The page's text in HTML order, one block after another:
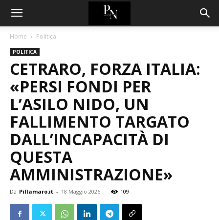
Home Politica
POLITICA
CETRARO, FORZA ITALIA:
«PERSI FONDI PER
L’ASILO NIDO, UN
FALLIMENTO TARGATO
DALL’INCAPACITÀ DI
QUESTA
AMMINISTRAZIONE»
Da Pillamaro.it - 18 Maggio 2026 109